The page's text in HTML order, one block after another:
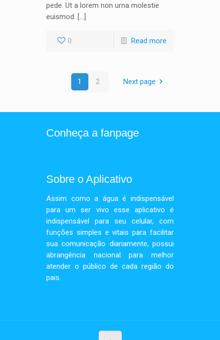
pede. Ut a lorem non urna molestie
euismod. […]
0 Read more
1 2 Next page
Conheça a fanpage
Sobre o Aplicativo
Assim como a água é indispensável
para um ser vivo esse aplicativo é
indispensável para seu celular, com
funções simples e vitais para facilitar
sua comunicação diariamente, possui
abrangência nacional para melhor
atender o público de cada região do
pais.